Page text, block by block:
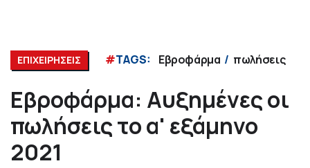
ΕΠΙΧΕΙΡΗΣΕΙΣ #TAGS: Εβροφάρμα πωλήσεις
Εβροφάρμα: Αυξημένες οι
πωλήσεις το α' εξάμηνο
2021